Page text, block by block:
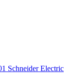
Schneider Electric